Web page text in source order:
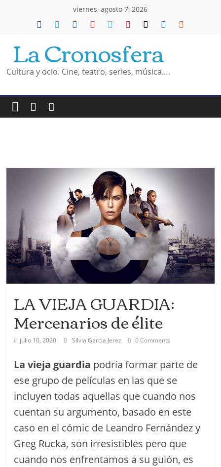
viernes, agosto 7, 2026
La Cronosfera
Cultura y ocio. Cine, teatro, series, música….
LA VIEJA GUARDIA:
Mercenarios de élite
julio 10, 2020 Silvia Garcia Jerez 0 Comments
La vieja guardia podría formar parte de
ese grupo de películas en las que se
incluyen todas aquellas que cuando nos
cuentan su argumento, basado en este
caso en el cómic de Leandro Fernández y
Greg Rucka, son irresistibles pero que
cuando nos enfrentamos a su guión, es